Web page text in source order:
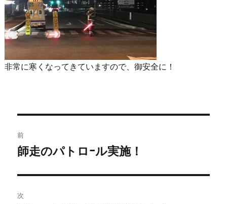
非常に寒くなってきていますので、御安全に！
前
師走のパトロｰル実施！
次